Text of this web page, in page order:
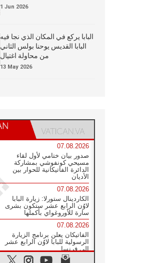
1 Jun 2026
البابا يركع في المكان الذي نجا فيه
البابا القديس يوحنا بولس الثاني
من محاولة اغتيال
13 May 2026
07.08.2026
صدور بيان ختامي لأول لقاء
مسيحي كونفوشي بمشاركة
الدائرة الفاتيكانية للحوار بين
الأديان
07.08.2026
الكاردينال ستورلا: زيارة البابا
لاوُن الرابع عشر ستكون بشرى
سارة للأوروغواي بأكملها
07.08.2026
الفاتيكان يعلن برنامج الزيارة
الرسولية للبابا لاوُن الرابع عشر
إلى فرنسا
07.08.2026